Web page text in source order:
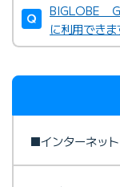
BIGLOBE Ｇ
に利用でき
■インターネッ